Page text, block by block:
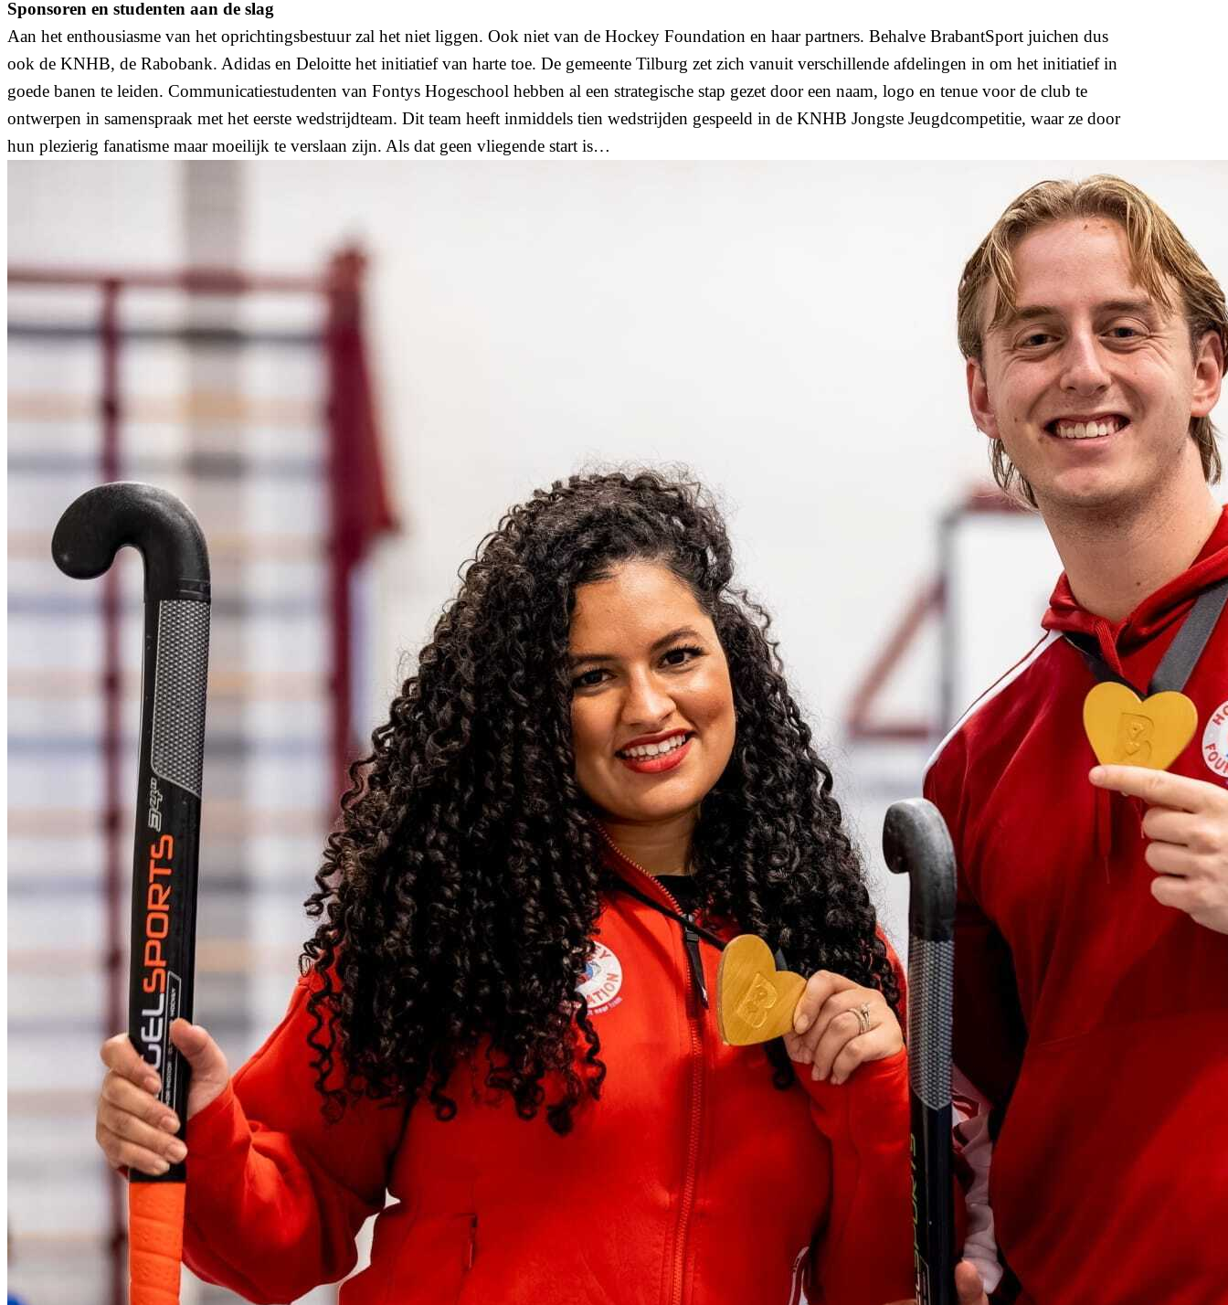
Sponsoren en studenten aan de slag
Aan het enthousiasme van het oprichtingsbestuur zal het niet liggen. Ook niet van de Hockey Foundation en haar partners. Behalve BrabantSport juichen dus
ook de KNHB, de Rabobank. Adidas en Deloitte het initiatief van harte toe. De gemeente Tilburg zet zich vanuit verschillende afdelingen in om het initiatief in
goede banen te leiden. Communicatiestudenten van Fontys Hogeschool hebben al een strategische stap gezet door een naam, logo en tenue voor de club te
ontwerpen in samenspraak met het eerste wedstrijdteam. Dit team heeft inmiddels tien wedstrijden gespeeld in de KNHB Jongste Jeugdcompetitie, waar ze door
hun plezierig fanatisme maar moeilijk te verslaan zijn. Als dat geen vliegende start is…